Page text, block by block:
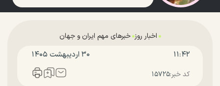
اخبار روز خبرهای مهم ایران و جهان
۱۱:۴۲ ۳۰ ارديبهشت ۱۴۰۵
کد خبر:۱۵۷۲۵